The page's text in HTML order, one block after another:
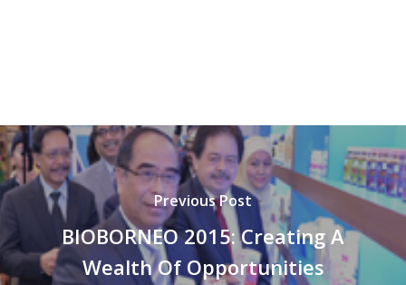
Previous Post
BIOBORNEO 2015: Creating A
Wealth Of Opportunities